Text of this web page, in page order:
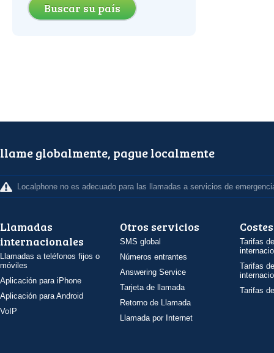
Buscar su país
llame globalmente, pague localmente
Localphone no es adecuado para las llamadas a servicios de
Llamadas
internacionales
Llamadas a teléfonos fijos o
móviles
Aplicación para iPhone
Aplicación para Android
VoIP
Otros servicios
SMS global
Números entrantes
Answering Service
Tarjeta de llamada
Retorno de Llamada
Llamada por Internet
Costes
Tarifas
Tarifas
Tarifas